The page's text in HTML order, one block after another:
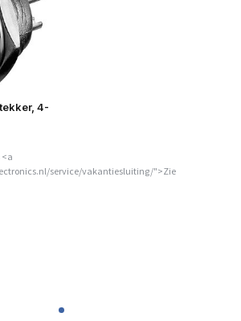
4-
<a
service/vakantiesluiting/">Zie